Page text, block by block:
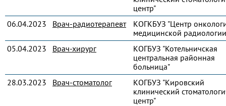
центр"
06.04.2023
Врач-радиотерапевт
КОГКБУЗ "Центр
медицинской
05.04.2023
Врач-хирург
КОГБУЗ "Котельничская
центральная районная
больница"
28.03.2023
Врач-стоматолог
КОГБУЗ "Кировский
клинический
центр"